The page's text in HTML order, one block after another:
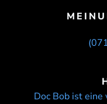
Doc Bob ist